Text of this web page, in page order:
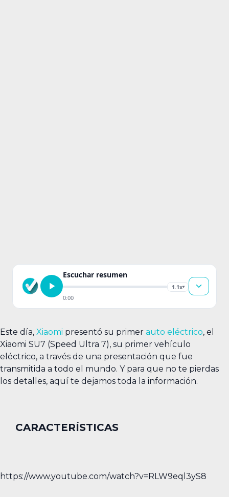
Escuchar resumen
1.1x▾
0:00
Este día, Xiaomi presentó su primer auto eléctrico, el
Xiaomi SU7 (Speed Ultra 7), su primer vehículo
eléctrico, a través de una presentación que fue
transmitida a todo el mundo. Y para que no te pierdas
los detalles, aquí te dejamos toda la información.
CARACTERÍSTICAS
https://www.youtube.com/watch?v=RLW9eql3yS8